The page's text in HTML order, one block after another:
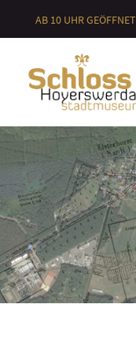
AB 10 UHR GEÖFFNET